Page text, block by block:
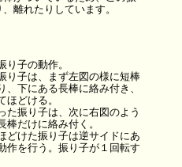
離れたりしています。
り子の動作。
り子は、まず左図の様に短棒
、下にある長棒に絡み付き、
ほどける。
た振り子は、次に右図のよう
棒だけに絡み付く。
どけた振り子は逆サイドにあ
作を行う。振り子が１回転す